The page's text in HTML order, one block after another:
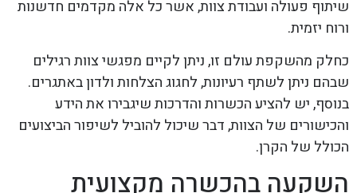
שיתוף פעולה ועבודת צוות, אשר כל אלה מקדמים חדשנות
ורוח יזמית.
כחלק מהשקפת עולם זו, ניתן לקיים מפגשי צוות רגילים
שבהם ניתן לשתף רעיונות, לחגוג הצלחות ולדון באתגרים.
בנוסף, יש להציע הכשרות והדרכות שיגבירו את הידע
והכישורים של הצוות, דבר שיכול להוביל לשיפור הביצועים
הכולל של הקרן.
השקעה בהכשרה מקצועית